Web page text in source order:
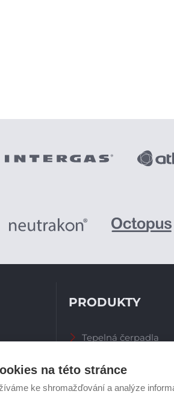
na této stránce
ke shromažďování a analýze
PRODUKTY
Tepelná čerpadla
Zásobníky TV